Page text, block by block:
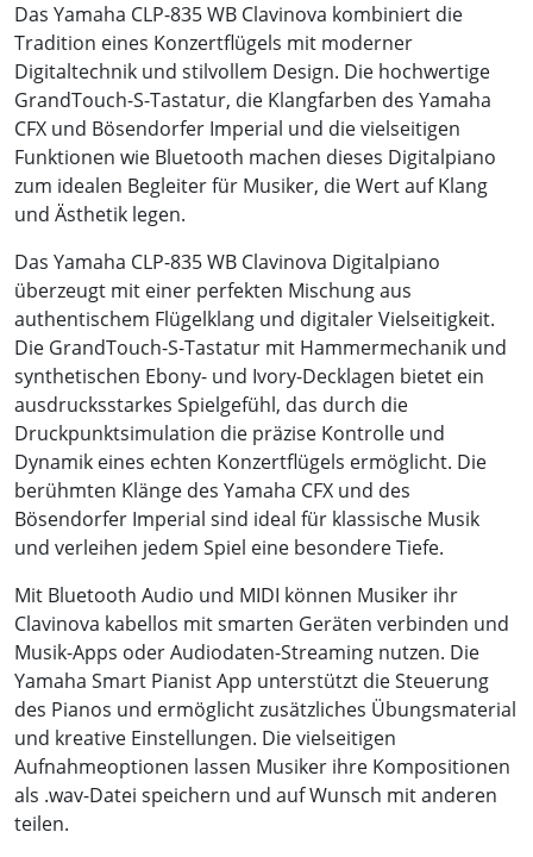
Das Yamaha CLP-835 WB Clavinova kombiniert die
Tradition eines Konzertflügels mit moderner
Digitaltechnik und stilvollem Design. Die hochwertige
GrandTouch-S-Tastatur, die Klangfarben des Yamaha
CFX und Bösendorfer Imperial und die vielseitigen
Funktionen wie Bluetooth machen dieses Digitalpiano
zum idealen Begleiter für Musiker, die Wert auf Klang
und Ästhetik legen.
Das Yamaha CLP-835 WB Clavinova Digitalpiano
überzeugt mit einer perfekten Mischung aus
authentischem Flügelklang und digitaler Vielseitigkeit.
Die GrandTouch-S-Tastatur mit Hammermechanik und
synthetischen Ebony- und Ivory-Decklagen bietet ein
ausdrucksstarkes Spielgefühl, das durch die
Druckpunktsimulation die präzise Kontrolle und
Dynamik eines echten Konzertflügels ermöglicht. Die
berühmten Klänge des Yamaha CFX und des
Bösendorfer Imperial sind ideal für klassische Musik
und verleihen jedem Spiel eine besondere Tiefe.
Mit Bluetooth Audio und MIDI können Musiker ihr
Clavinova kabellos mit smarten Geräten verbinden und
Musik-Apps oder Audiodaten-Streaming nutzen. Die
Yamaha Smart Pianist App unterstützt die Steuerung
des Pianos und ermöglicht zusätzliches Übungsmaterial
und kreative Einstellungen. Die vielseitigen
Aufnahmeoptionen lassen Musiker ihre Kompositionen
als .wav-Datei speichern und auf Wunsch mit anderen
teilen.